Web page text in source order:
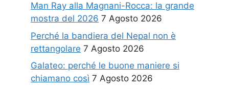
Man Ray alla Magnani-Rocca: la grande
mostra del 2026 7 Agosto 2026
Perché la bandiera del Nepal non è
rettangolare 7 Agosto 2026
Galateo: perché le buone maniere si
chiamano così 7 Agosto 2026